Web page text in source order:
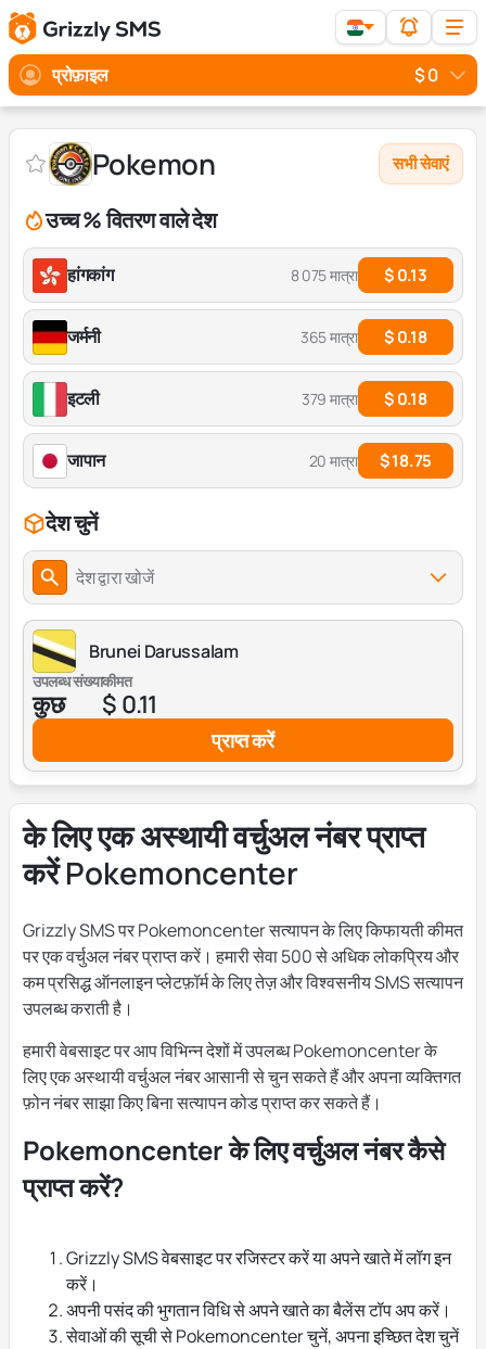
प्रोफ़ाइल $ 0
Pokemon सभी सेवाएं
उच्च % वितरण वाले देश
हांगकांग 8 075 मात्रा $ 0.13
जर्मनी 365 मात्रा $ 0.18
इटली 379 मात्रा $ 0.18
जापान 20 मात्रा $ 18.75
देश चुनें
देश द्वारा खोजें
Brunei Darussalam
उपलब्ध संख्या
कुछ
कीमत
$ 0.11
प्राप्त करें
के लिए एक अस्थायी वर्चुअल नंबर प्राप्त
करें Pokemoncenter
Grizzly SMS पर Pokemoncenter सत्यापन के लिए किफायती कीमत
पर एक वर्चुअल नंबर प्राप्त करें। हमारी सेवा 500 से अधिक लोकप्रिय और
कम प्रसिद्ध ऑनलाइन प्लेटफ़ॉर्म के लिए तेज़ और विश्वसनीय SMS सत्यापन
उपलब्ध कराती है।
हमारी वेबसाइट पर आप विभिन्न देशों में उपलब्ध Pokemoncenter के
लिए एक अस्थायी वर्चुअल नंबर आसानी से चुन सकते हैं और अपना व्यक्तिगत
फ़ोन नंबर साझा किए बिना सत्यापन कोड प्राप्त कर सकते हैं।
Pokemoncenter के लिए वर्चुअल नंबर कैसे
प्राप्त करें?
Grizzly SMS वेबसाइट पर रजिस्टर करें या अपने खाते में लॉग इन
करें।
अपनी पसंद की भुगतान विधि से अपने खाते का बैलेंस टॉप अप करें।
सेवाओं की सूची से Pokemoncenter चुनें, अपना इच्छित देश चुनें